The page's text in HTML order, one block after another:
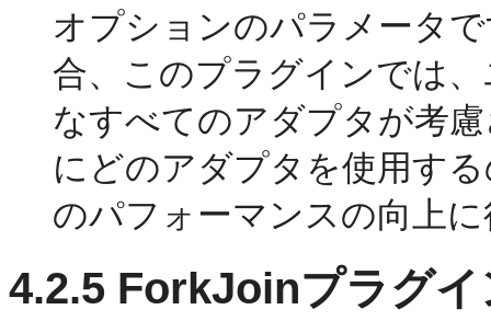
オプションのパラメータ
合、このプラグインでは
なすべてのアダプタが考
にどのアダプタを使用す
のパフォーマンスの向上
4.2.5 ForkJoinプラグイ